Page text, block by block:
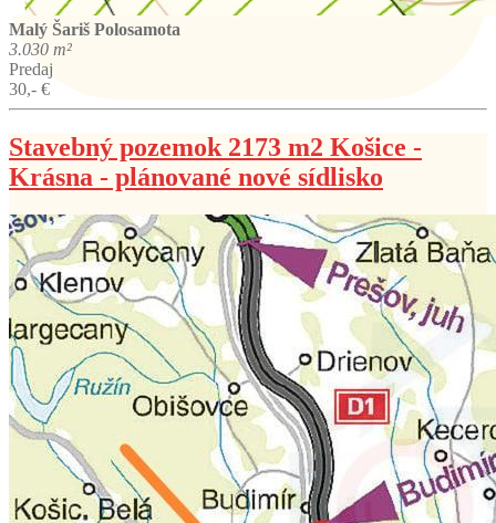
Malý Šariš Polosamota
3.030 m²
Predaj
30,- €
Stavebný pozemok 2173 m2 Košice -
Krásna - plánované nové sídlisko